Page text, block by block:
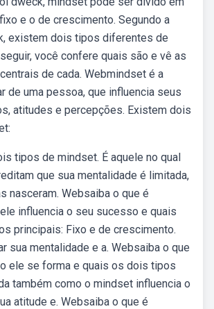
e o de crescimento. Segundo a
existem dois tipos diferentes de
você confere quais são e vê as
de cada. Webmindset é a
de uma pessoa, que influencia seus
atitudes e percepções. Existem dois
tipos de mindset. É aquele no qual
que sua mentalidade é limitada,
nasceram. Websaiba o que é
influencia o seu sucesso e quais
principais: Fixo e de crescimento.
sua mentalidade e a. Websaiba o que
ele se forma e quais os dois tipos
também como o mindset influencia o
atitude e. Websaiba o que é